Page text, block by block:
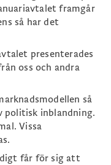
framgår
så har det
presenterades
oss och andra
så
politisk inblandning.
Vissa
får för sig att